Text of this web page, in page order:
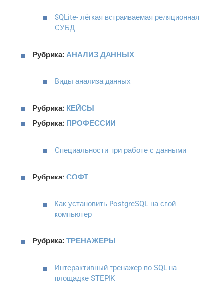
SQLite- лёгкая встраиваемая реляционная
СУБД
Рубрика: АНАЛИЗ ДАННЫХ
Виды анализа данных
Рубрика: КЕЙСЫ
Рубрика: ПРОФЕССИИ
Специальности при работе с данными
Рубрика: СОФТ
Как установить PostgreSQL на свой
компьютер
Рубрика: ТРЕНАЖЕРЫ
Интерактивный тренажер по SQL на
площадке STEPIK